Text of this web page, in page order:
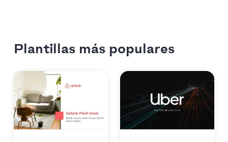
Plantillas más populares